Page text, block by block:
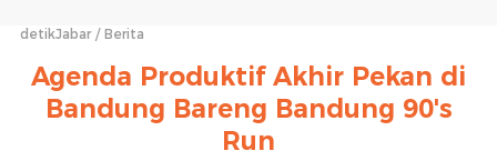
detikJabar Berita
Agenda Produktif Akhir Pekan di
Bandung Bareng Bandung 90's
Run